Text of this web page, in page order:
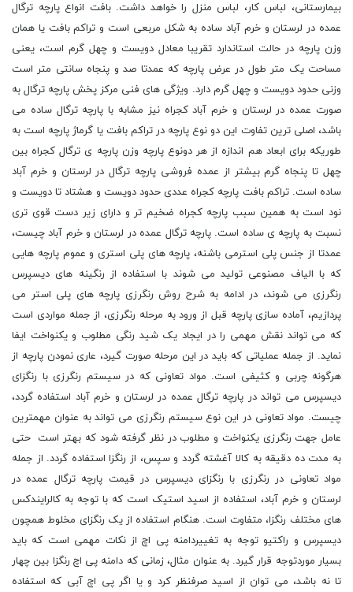
بیمارستانی، لباس کار، لباس منزل را خواهد داشت. بافت انواع پارچه ترگال
عمده در لرستان و خرم آباد ساده به شکل مربعی است و تراکم بافت یا همان
وزن پارچه در حالت استاندارد تقریبا معادل دویست و چهل گرم است، یعنی
مساحت یک متر طول در عرض پارچه که عمدتا صد و پنجاه سانتی متر است
وزنی حدود دویست و چهل گرم دارد. ویژگی های فنی مرکز پخش پارچه ترگال به
صورت عمده در لرستان و خرم آباد کجراه نیز مشابه با پارچه ترگال ساده می
باشد، اصلی ترین تفاوت این دو نوع پارچه در تراکم بافت یا گرماژ پارچه است به
طوریکه برای ابعاد هم اندازه از هر دونوع پارچه وزن پارچه ی ترگال کجراه بین
چهل تا پنجاه گرم بیشتر از عمده فروشی پارچه ترگال در لرستان و خرم آباد
ساده است. تراکم بافت پارچه کجراه عددی حدود دویست و هشتاد تا دویست و
نود است به همین سبب پارچه کجراه ضخیم تر و دارای زیر دست قوی تری
نسبت به پارچه ی ساده است. پارچه ترگال عمده در لرستان و خرم آباد چیست،
عمدتا از جنس پلی استرمی باشنه، پارچه های پلی استری و عموم پارچه هایی
که با الیاف مصنوعی تولید می شوند با استفاده از رنگینه های دیسپرس
رنگرزی می شوند، در ادامه به شرح روش رنگرزی پارچه های پلی استر می
پردازیم، آماده سازی پارچه قبل از ورود به مرحله رنگرزی، از جمله مواردی است
که می تواند نقش مهمی را در ایجاد یک شید رنگی مطلوب و یکنواخت ایفا
نماید. از جمله عملیاتی که باید در این مرحله صورت گیرد، عاری نمودن پارچه از
هرگونه چربی و کثیفی است. مواد تعاونی که در سیستم رنگرزی با رنگزای
دیسپرس می تواند در پارچه ترگال عمده در لرستان و خرم آباد استفاده گردد،
چیست. مواد تعاونی در این نوع سیستم رنگرزی می تواند به عنوان مهمترین
عامل جهت رنگرزی یکنواخت و مطلوب در نظر گرفته شود که بهتر است حتی
به مدت ده دقیقه به کالا آغشته گردد و سپس، از رنگزا استفاده گردد. از جمله
مواد تعاونی در رنگرزی با رنگزای دیسپرس در قیمت پارچه ترگال عمده در
لرستان و خرم آباد، استفاده از اسید استیک است که با توجه به کالرایندکس‌
های مختلف رنگزا، متفاوت است. هنگام استفاده از یک رنگزای مخلوط همچون
دیسپرس و راکتیو توجه به تغییردامنه پی اچ از نکات مهمی است که باید
بسیار موردتوجه قرار گیرد. به عنوان مثال، زمانی که دامنه پی اچ رنگزا بین چهار
تا نه باشد، می توان از اسید صرفنظر کرد و یا اگر پی اچ آبی که استفاده